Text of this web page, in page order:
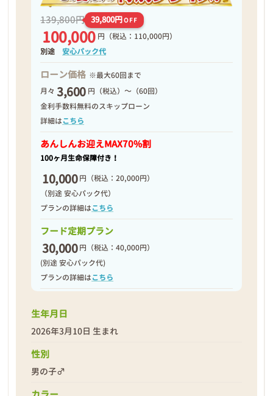
2026年03月11日
❮
139,800円 39,800円OFF
100,000 円 （税込：110,000円）
別途安心パック代
ローン価格 ※最大60回まで
月々 3,600 円（税込）～（60回）
金利手数料無料のスキップローン
詳細はこちら
あんしんお迎えMAX70%割
100ヶ月生命保障付き！
10,000 円 （税込：20,000円）
（別途 安心パック代）
プランの詳細はこちら
フード定期プラン
30,000 円 （税込：40,000円）
(別途 安心パック代)
プランの詳細はこちら
生年月日
2026年3月10日 生まれ
性別
男の子♂